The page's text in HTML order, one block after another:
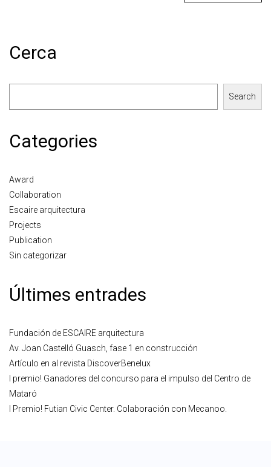
Cerca
Search
Categories
Award
Collaboration
Escaire arquitectura
Projects
Publication
Sin categorizar
Últimes entrades
Fundación de ESCAIRE arquitectura
Av. Joan Castelló Guasch, fase 1 en construcción
Artículo en al revista DiscoverBenelux
I premio! Ganadores del concurso para el impulso del Centro de
Mataró
I Premio! Futian Civic Center. Colaboración con Mecanoo.